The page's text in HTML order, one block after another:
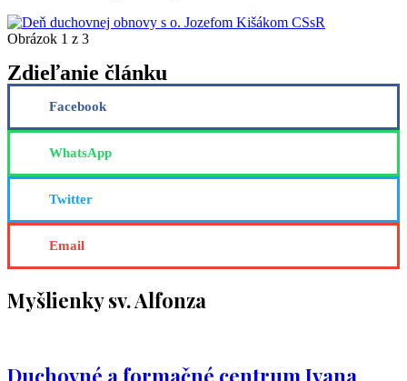
Obrázok 1 z 3
Zdieľanie článku
Facebook
WhatsApp
Twitter
Email
Myšlienky sv. Alfonza
Duchovné a formačné centrum Ivana